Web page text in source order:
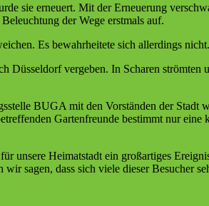
sie erneuert. Mit der Erneuerung
der Wege erstmals auf.
Es bewahrheitete sich allerdings nicht.
Düsseldorf vergeben. In Scharen strömten
BUGA mit den Vorständen der Stadt
Gartenfreunde bestimmt nur eine
unsere Heimatstadt ein großartiges
sagen, dass sich viele dieser Besucher